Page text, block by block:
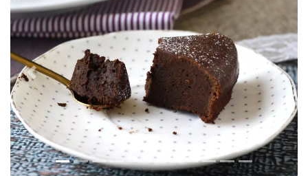
Prejšnji